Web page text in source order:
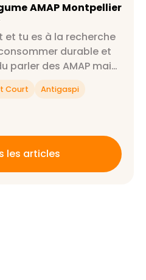
AMAP Montpellier
et tu es à la recherche
durable et
parler des AMAP mais
ce que c'est ?
fait pour toi 😉
Court Antigaspi
les articles